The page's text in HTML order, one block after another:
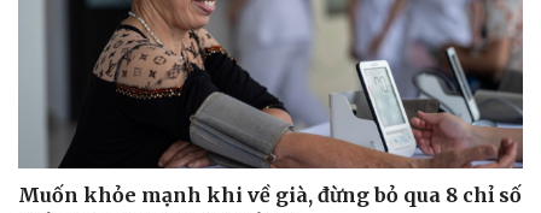
Du lịch
Tư vấn
Podcast
Câu chuyện thời sự
Muốn khỏe mạnh khi về già, đừng bỏ qua 8 chỉ số